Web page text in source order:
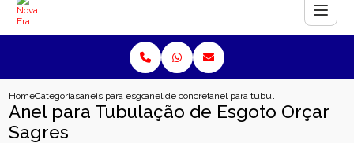
HomeCategoriasaneis para esgotoanel de concreto para esgotoanel para tubulacao de esgoto
Anel para Tubulação de Esgoto Orçar
Sagres